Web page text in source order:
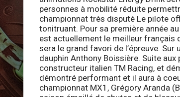
personnes à mobilité réduite
championnat très disputé Le pilote
tonitruant. Pour sa première année
est actuellement le meilleur français
sera le grand favori de l’épreuve.
dauphin Anthony Boissière. Suite
constructeur italien TM Racing, et
démontré performant et il aura à
championnat MX1, Grégory Aranda